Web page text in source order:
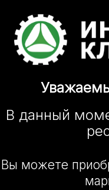
В данный
Вы можете